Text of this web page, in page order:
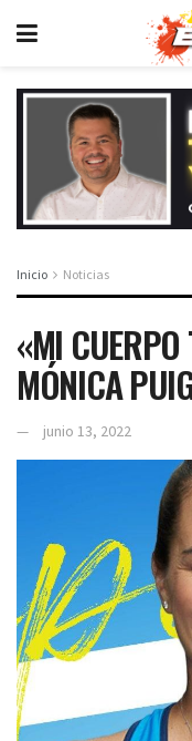
Inicio Noticias
«MI CUERPO
MÓNICA
junio 13, 2022